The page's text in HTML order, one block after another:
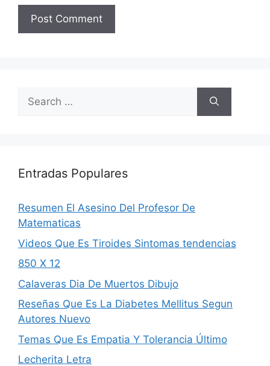
Search
for:
Entradas Populares
Resumen El Asesino Del Profesor De
Matematicas
Videos Que Es Tiroides Sintomas tendencias
850 X 12
Calaveras Dia De Muertos Dibujo
Reseñas Que Es La Diabetes Mellitus Segun
Autores Nuevo
Temas Que Es Empatia Y Tolerancia Último
Lecherita Letra